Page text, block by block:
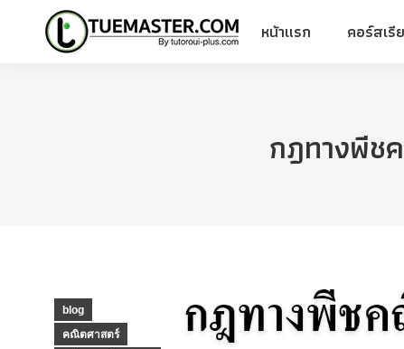
หน้าแรก คอร์สเ
กฎทางพีช
blog
คณิตศาสตร์
หน้าแรก คอร์สเ